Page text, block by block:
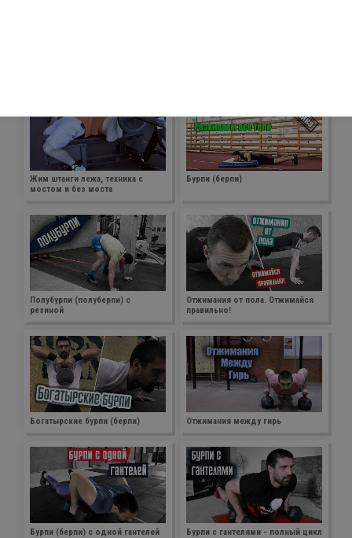
Жим штанги лежа, техника с
мостом и без моста
Бурпи (берпи)
Полубурпи (полуберпи) с
резиной
Отжимания от пола. Отжимайся
правильно!
Богатырские бурпи (берпи) Отжимания между гирь
Бурпи (берпи) с одной гантелей Бурпи с гантелями - полный цикл